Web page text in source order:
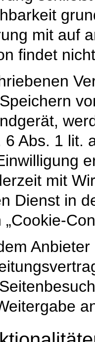
mit auf
findet
6 Abs. 1 lit.
mit
Dienst in
Anbieter